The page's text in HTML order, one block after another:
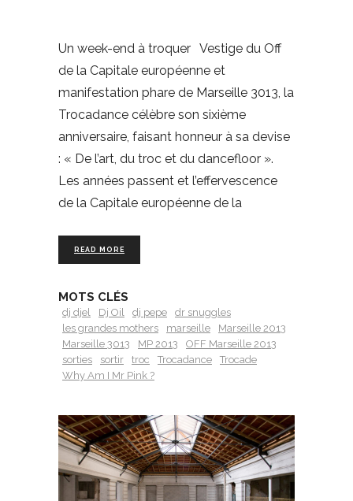
Un week-end à troquer Vestige du Off
de la Capitale européenne et
manifestation phare de Marseille 3013, la
Trocadance célèbre son sixième
anniversaire, faisant honneur à sa devise
: « De l’art, du troc et du dancefloor ».
Les années passent et l’effervescence
de la Capitale européenne de la
READ MORE
MOTS CLÉS
dj djel Dj Oil dj pepe
dr snuggles
les grandes mothers
marseille
Marseille 2013
Marseille 3013
MP 2013
OFF Marseille 2013
sorties
sortir troc Trocadance
Trocade
Why Am I Mr Pink ?